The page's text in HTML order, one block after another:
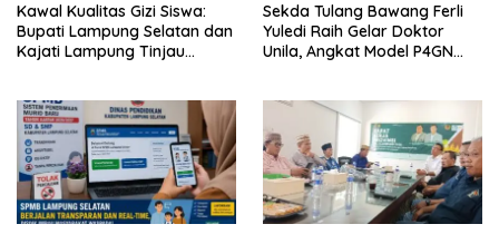
Kawal Kualitas Gizi Siswa:
Bupati Lampung Selatan dan
Kajati Lampung Tinjau
Sekda Tulang Bawang Ferli
Yuledi Raih Gelar Doktor
Unila, Angkat Model P4GN